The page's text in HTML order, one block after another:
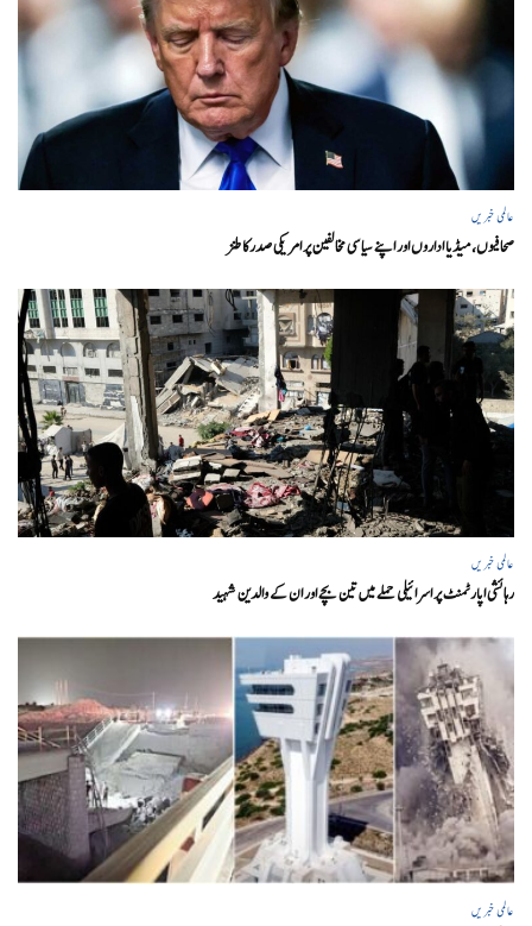
عالمی خبریں
صحافیوں، میڈیا اداروں اور اپنے سیاسی مخالفین پر امریکی صدرکا طنز
عالمی خبریں
رہائشی اپارٹمنٹ پر اسرائیلی حملے میں تین بچے اور ان کے والدین شہید
عالمی خبریں